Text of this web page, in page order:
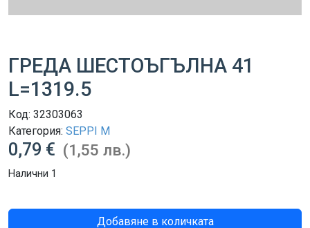
ГРЕДА ШЕСТОЪГЪЛНА 41
L=1319.5
Код: 32303063
Категория: SEPPI M
0,79 € (1,55 лв.)
Налични 1
количество
Добавяне в количката